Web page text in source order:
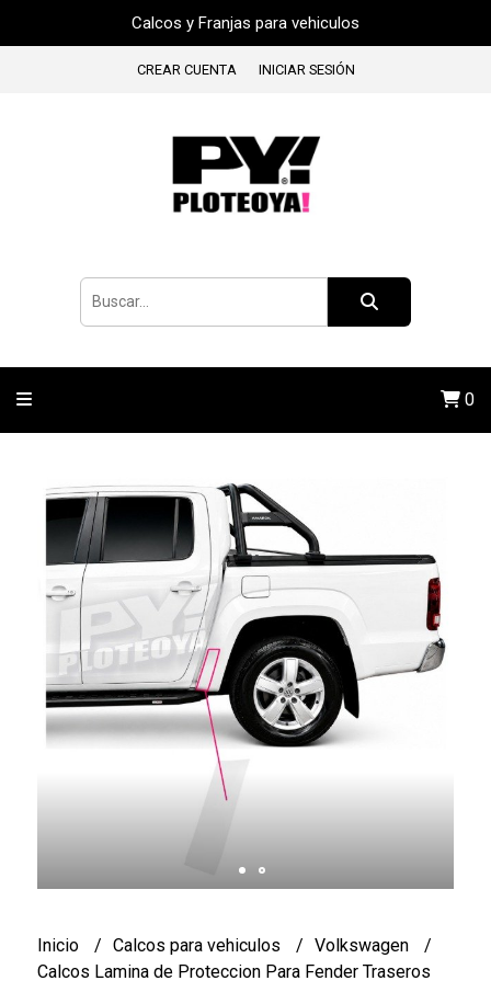
Calcos y Franjas para vehiculos
CREAR CUENTA INICIAR SESIÓN
0
Inicio Calcos para vehiculos
Volkswagen
Calcos Lamina de Proteccion Para Fender Traseros